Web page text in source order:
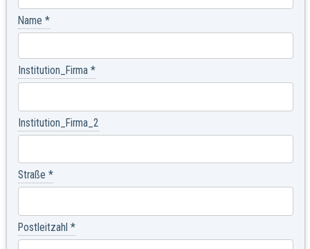
Name *
Institution_Firma *
Institution_Firma_2
Straße *
Postleitzahl *